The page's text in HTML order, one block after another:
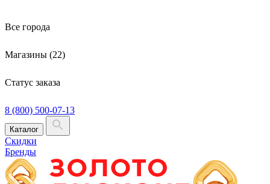
Все города
Магазины (22)
Статус заказа
8 (800) 500-07-13
Каталог
Скидки
Бренды